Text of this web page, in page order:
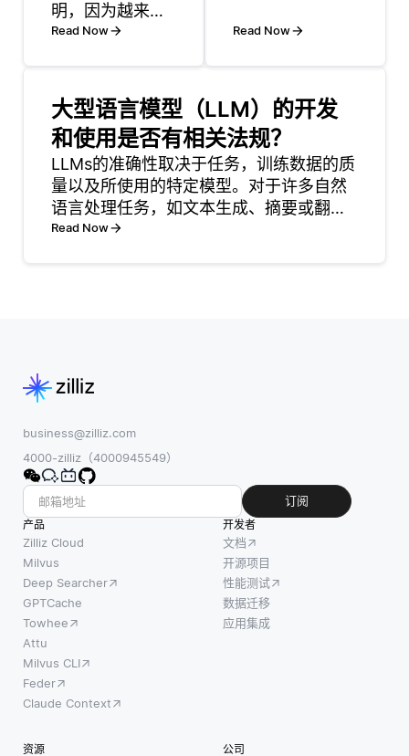
明，因为越来越
多的组织依赖数
将在实施能够处
理和分析实时流
入数据的系统中
发挥关键作用，
使企业能够快速
响应变化的环
境。这一转变源
Read Now
型的参数以生成
(嵌入)。例如，
中，训练像
Word2Vec或
GloVe这样的单
词嵌入模型涉及
在大型文本数据
Read Now
大型语言模型（LLM）的开发
和使用是否有相关法规？
LLMs的准确性取决于任务，训练数据的质
量以及所使用的特定模型。对于许多自然
语言处理任务，如文本生成、摘要或翻
译，llm通过利用从大型数据集学习的模式
Read Now
business@zilliz.com
4000-zilliz（4000945549）
订阅
产品
Zilliz Cloud
Milvus
Deep Searcher
GPTCache
Towhee
Attu
Milvus CLI
Feder
Claude Context
开发者
文档
开源项目
性能测试
数据迁移
应用集成
资源 公司